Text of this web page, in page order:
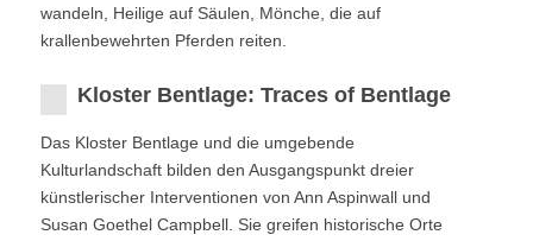
wandeln, Heilige auf Säulen, Mönche, die auf
krallenbewehrten Pferden reiten.
Kloster Bentlage: Traces of Bentlage
Das Kloster Bentlage und die umgebende
Kulturlandschaft bilden den Ausgangspunkt dreier
künstlerischer Interventionen von Ann Aspinwall und
Susan Goethel Campbell. Sie greifen historische Orte